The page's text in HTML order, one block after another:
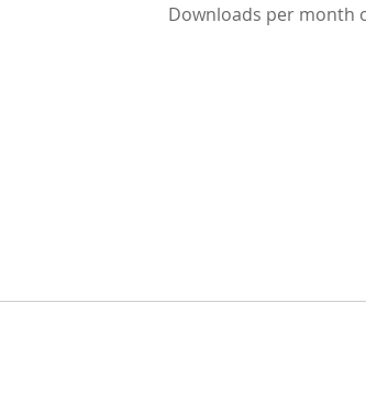
Downloads per month